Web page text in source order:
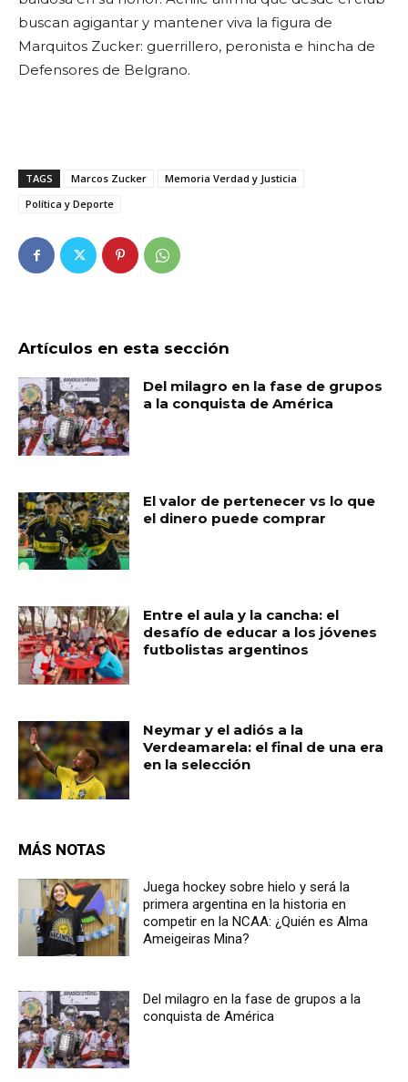
buscan agigantar y mantener viva la figura de
Marquitos Zucker: guerrillero, peronista e hincha de
Defensores de Belgrano.
TAGS Marcos Zucker
Memoria Verdad y Justicia
Política y Deporte
Artículos en esta sección
Del milagro en la fase de grupos
a la conquista de América
El valor de pertenecer vs lo que
el dinero puede comprar
Entre el aula y la cancha: el
desafío de educar a los jóvenes
futbolistas argentinos
Neymar y el adiós a la
Verdeamarela: el final de una era
en la selección
MÁS NOTAS
Juega hockey sobre hielo y será la
primera argentina en la historia en
competir en la NCAA: ¿Quién es Alma
Ameigeiras Mina?
Del milagro en la fase de grupos a la
conquista de América